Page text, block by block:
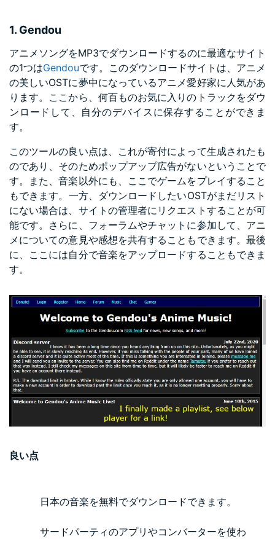
1. Gendou
アニメソングをMP3でダウンロードするのに最適なサイト
の1つはGendouです。このダウンロードサイトは、アニメ
の美しいOSTに夢中になっているアニメ愛好家に人気があ
ります。ここから、何百ものお気に入りのトラックをダウ
ンロードして、自分のデバイスに保存することができま
す。
このツールの良い点は、これが寄付によって生成されたも
のであり、そのためポップアップ広告がないということで
す。また、音楽以外にも、ここでゲームをプレイすること
もできます。一方、ダウンロードしたいOSTがまだリスト
にない場合は、サイトの管理者にリクエストすることが可
能です。さらに、フォーラムやチャットに参加して、アニ
メについての意見や感想を共有することもできます。最後
に、ここには自分で音楽をアップロードすることもできま
す。
良い点
日本の音楽を無料でダウンロードできます。
サードパーティのアプリやコンバーターを使わ